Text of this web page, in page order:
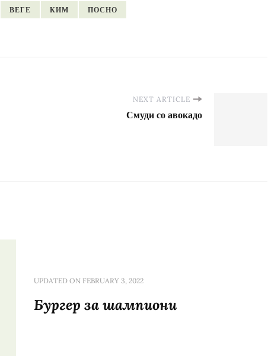
ВЕГЕ КИМ ПОСНО
NEXT ARTICLE
Смуди со авокадо
UPDATED ON FEBRUARY 3, 2022
Бургер за шампиони